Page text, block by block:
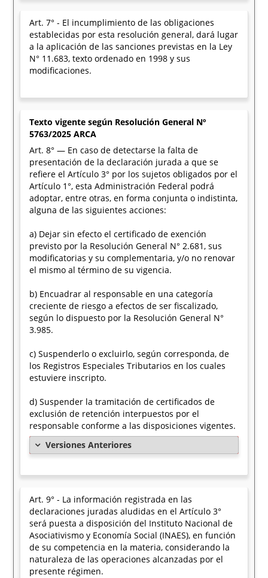
Art. 7° - El incumplimiento de las obligaciones
establecidas por esta resolución general, dará lugar
a la aplicación de las sanciones previstas en la Ley
N° 11.683, texto ordenado en 1998 y sus
modificaciones.
Texto vigente según Resolución General Nº
5763/2025 ARCA
Art. 8° — En caso de detectarse la falta de
presentación de la declaración jurada a que se
refiere el Artículo 3° por los sujetos obligados por el
Artículo 1°, esta Administración Federal podrá
adoptar, entre otras, en forma conjunta o indistinta,
alguna de las siguientes acciones:
a) Dejar sin efecto el certificado de exención
previsto por la Resolución General N° 2.681, sus
modificatorias y su complementaria, y/o no renovar
el mismo al término de su vigencia.
b) Encuadrar al responsable en una categoría
creciente de riesgo a efectos de ser fiscalizado,
según lo dispuesto por la Resolución General N°
3.985.
c) Suspenderlo o excluirlo, según corresponda, de
los Registros Especiales Tributarios en los cuales
estuviere inscripto.
d) Suspender la tramitación de certificados de
exclusión de retención interpuestos por el
responsable conforme a las disposiciones vigentes.
Versiones Anteriores
Art. 9° - La información registrada en las
declaraciones juradas aludidas en el Artículo 3°
será puesta a disposición del Instituto Nacional de
Asociativismo y Economía Social (INAES), en función
de su competencia en la materia, considerando la
naturaleza de las operaciones alcanzadas por el
presente régimen.